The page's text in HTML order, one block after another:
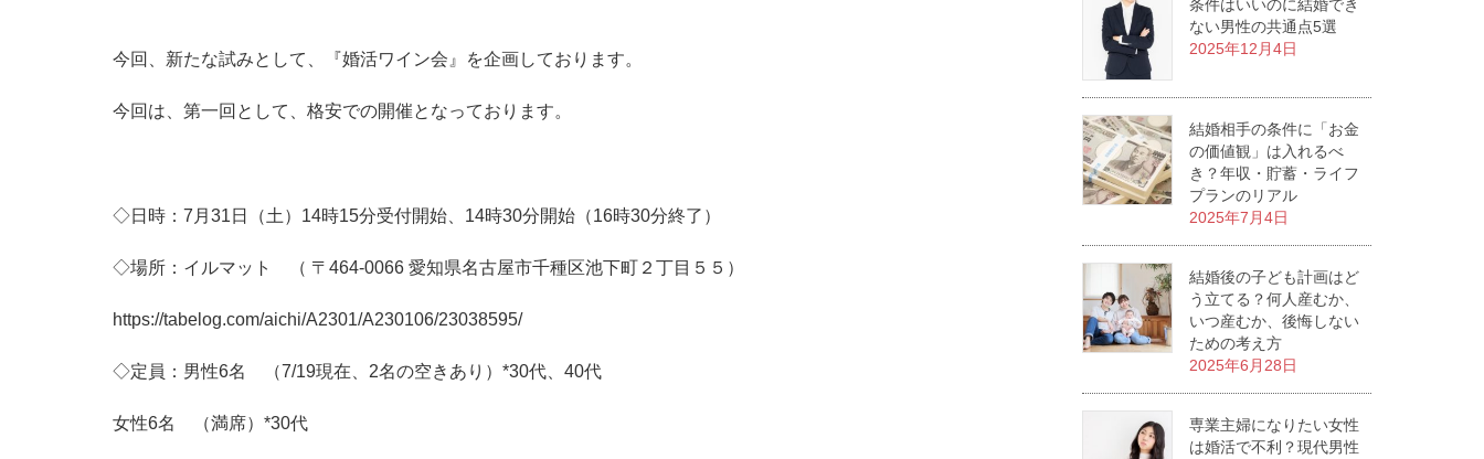
今回、新たな試みとして、『婚活ワイン会』を企画しております。
今回は、第一回として、格安での開催となっております。
◇日時：7月31日（土）14時15分受付開始、14時30分開始（16時30分終了）
◇場所：イルマット （ 〒464-0066 愛知県名古屋市千種区池下町２丁目５５）
https://tabelog.com/aichi/A2301/A230106/23038595/
◇定員：男性6名 （7/19現在、2名の空きあり）*30代、40代
女性6名 （満席）*30代
条件はいいのに結婚でき
ない男性の共通点5選
2025年12月4日
結婚相手の条件に「お金
の価値観」は入れるべ
き？年収・貯蓄・ライフ
プランのリアル
2025年7月4日
結婚後の子ども計画はど
う立てる？何人産むか、
いつ産むか、後悔しない
ための考え方
2025年6月28日
専業主婦になりたい女性
は婚活で不利？現代男性